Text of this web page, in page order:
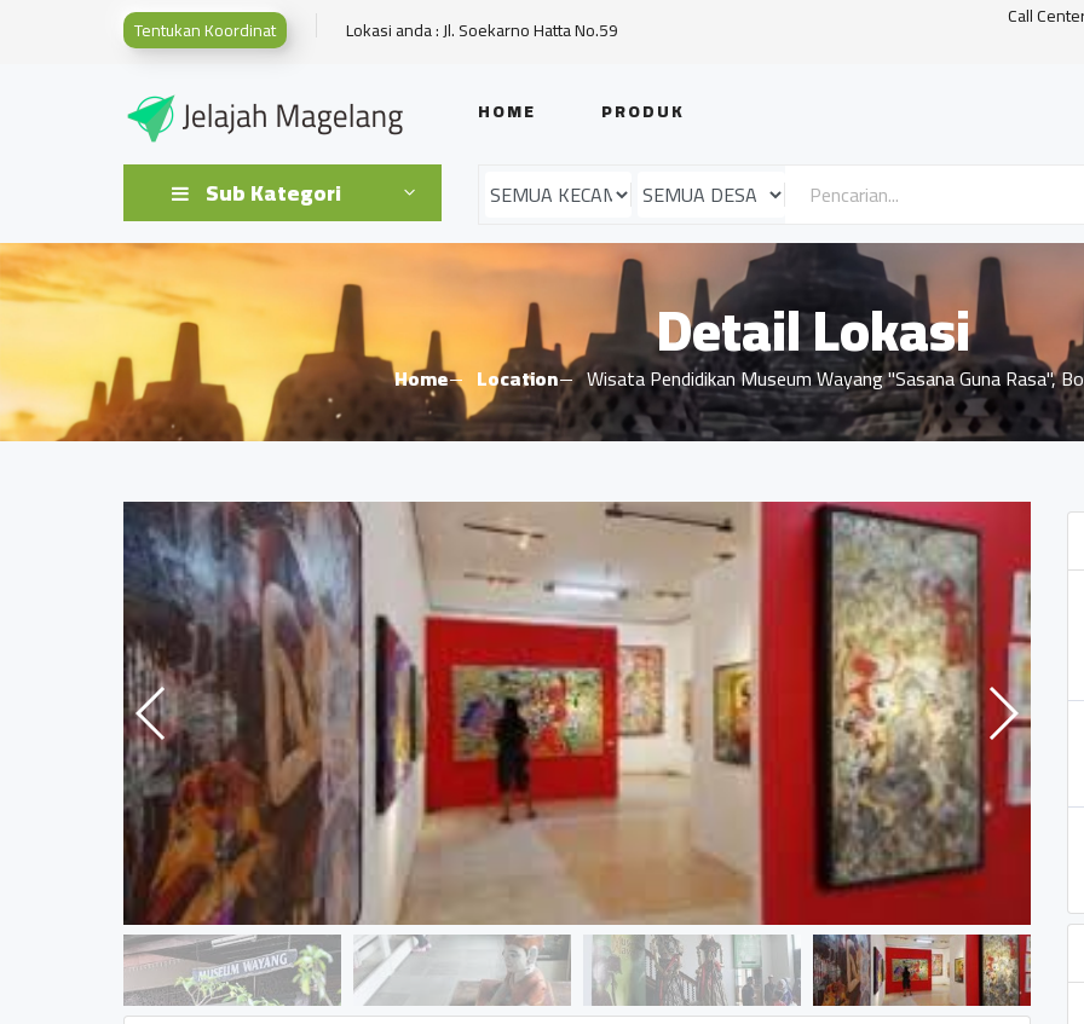
Tentukan Koordinat Lokasi anda : Jl. Soekarno Hatta No.59 Call
HOME PRODUK
Sub Kategori
Detail Lokasi
Home Location Wisata Pendidikan Museum Wayang "Sasana Guna Rasa",